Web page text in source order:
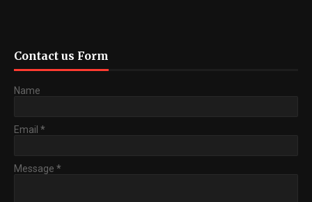
Contact us Form
Name
Email *
Message *